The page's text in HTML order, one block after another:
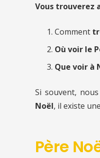
Vous trouverez
Comment
Où voir le
Que voir à
Si souvent,
Noël, il existe
Père